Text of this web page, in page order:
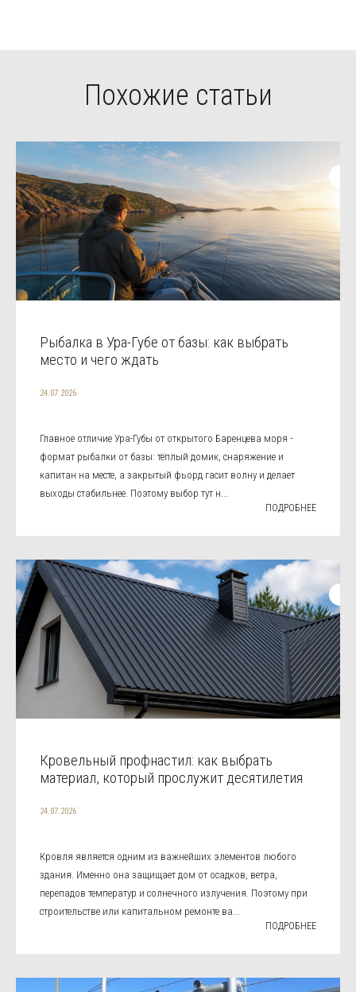
Похожие статьи
Рыбалка в Ура-Губе от базы: как выбрать
место и чего ждать
24.07.2026
Главное отличие Ура-Губы от открытого Баренцева моря -
формат рыбалки от базы: тёплый домик, снаряжение и
капитан на месте, а закрытый фьорд гасит волну и делает
выходы стабильнее. Поэтому выбор тут н...
ПОДРОБНЕЕ
Кровельный профнастил: как выбрать
материал, который прослужит десятилетия
24.07.2026
Кровля является одним из важнейших элементов любого
здания. Именно она защищает дом от осадков, ветра,
перепадов температур и солнечного излучения. Поэтому при
строительстве или капитальном ремонте ва...
ПОДРОБНЕЕ